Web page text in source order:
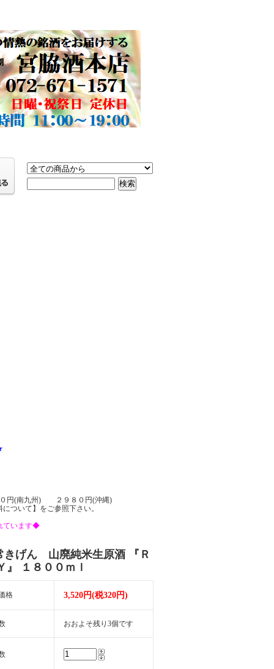
円(南九州) ２９８０円(沖縄)
ついて】をご参照下さい。
ています◆
きげん 山廃純米生原酒 『Ｒ
』 １８００ｍｌ
格 3,520円(税320円)
おおよそ残り3個です